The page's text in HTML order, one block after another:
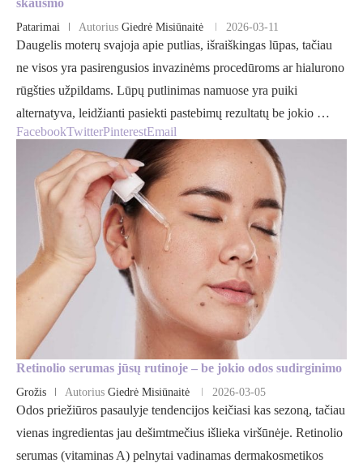
skausmo
Patarimai Autorius Giedrė Misiūnaitė 2026-03-11
Daugelis moterų svajoja apie putlias, išraiškingas lūpas, tačiau
ne visos yra pasirengusios invazinėms procedūroms ar hialurono
rūgšties užpildams. Lūpų putlinimas namuose yra puiki
alternatyva, leidžianti pasiekti pastebimų rezultatų be jokio …
FacebookTwitterPinterestEmail
Retinolio serumas jūsų rutinoje – be jokio odos sudirginimo
Grožis Autorius Giedrė Misiūnaitė 2026-03-05
Odos priežiūros pasaulyje tendencijos keičiasi kas sezoną, tačiau
vienas ingredientas jau dešimtmečius išlieka viršūnėje. Retinolio
serumas (vitaminas A) pelnytai vadinamas dermakosmetikos